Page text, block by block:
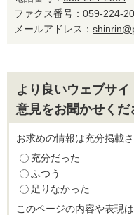
ファクス番号：059-224-
メールアドレス：
より良いウェブサ
意見をお聞かせくだ
お求めの情報は充分掲載
充分だった
ふつう
足りなかった
このページの内容や表現